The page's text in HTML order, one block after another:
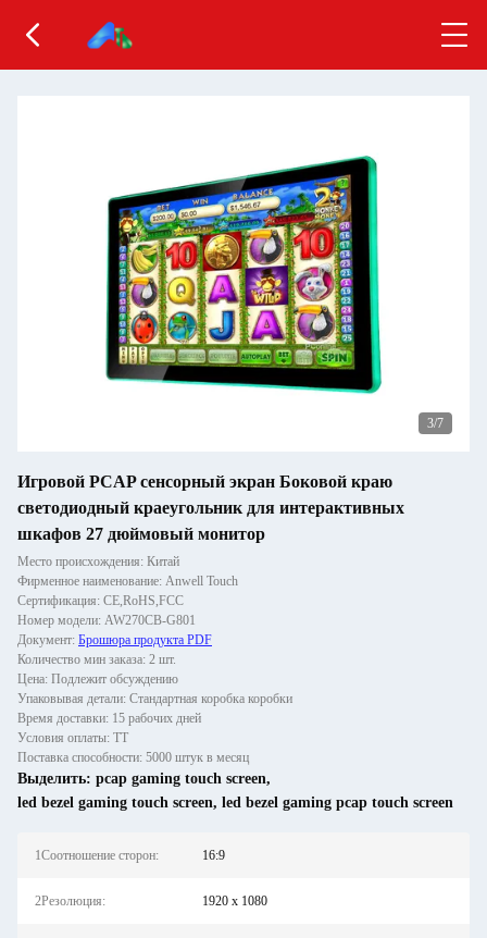
3/7
Игровой PCAP сенсорный экран Боковой краю
светодиодный краеугольник для интерактивных
шкафов 27 дюймовый монитор
Место происхождения: Китай
Фирменное наименование: Anwell Touch
Сертификация: CE,RoHS,FCC
Номер модели: AW270CB-G801
Документ: Брошюра продукта PDF
Количество мин заказа: 2 шт.
Цена: Подлежит обсуждению
Упаковывая детали: Стандартная коробка коробки
Время доставки: 15 рабочих дней
Условия оплаты: ТТ
Поставка способности: 5000 штук в месяц
Выделить: pcap gaming touch screen,
led bezel gaming touch screen, led bezel gaming pcap touch screen
1Соотношение сторон: 16:9
2Резолюция: 1920 x 1080